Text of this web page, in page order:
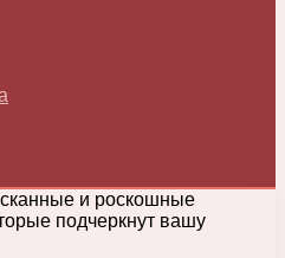
и роскошные
подчеркнут вашу